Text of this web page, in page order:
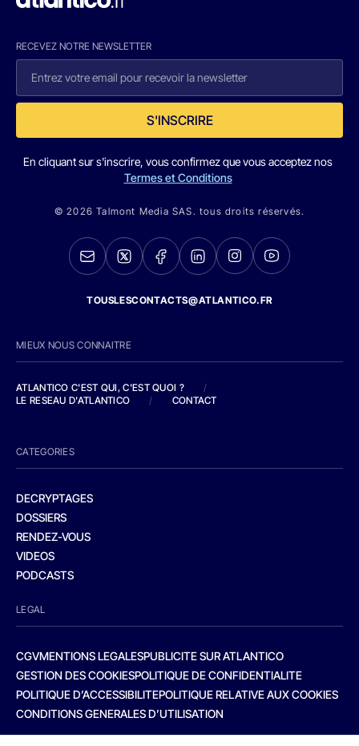
RECEVEZ NOTRE NEWSLETTER
S'INSCRIRE
En cliquant sur s'inscrire, vous confirmez que vous acceptez nos
Termes et Conditions
© 2026 Talmont Media SAS. tous droits réservés.
TOUSLESCONTACTS@ATLANTICO.FR
MIEUX NOUS CONNAITRE
ATLANTICO C'EST QUI, C'EST QUOI ?
/
LE RESEAU D'ATLANTICO
/ CONTACT
CATEGORIES
DECRYPTAGES
DOSSIERS
RENDEZ-VOUS
VIDEOS
PODCASTS
LEGAL
CGVMENTIONS LEGALESPUBLICITE SUR ATLANTICO
GESTION DES COOKIESPOLITIQUE DE CONFIDENTIALITE
POLITIQUE D’ACCESSIBILITEPOLITIQUE RELATIVE AUX COOKIES
CONDITIONS GENERALES D’UTILISATION